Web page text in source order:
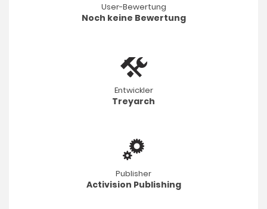
User-Bewertung
Noch keine Bewertung
Entwickler
Treyarch
Publisher
Activision Publishing